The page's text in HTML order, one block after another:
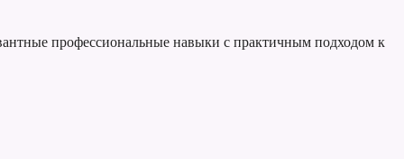
профессиональные навыки с практичным подходом к